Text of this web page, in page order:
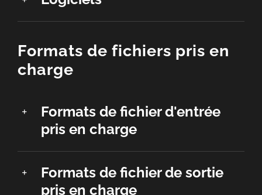
Formats de fichiers pris en
charge
Formats de fichier d'entrée
pris en charge
Formats de fichier de sortie
pris en charge